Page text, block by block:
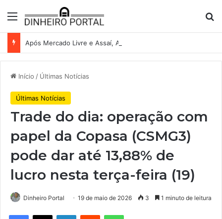
Menu
Início / Últimas Notícias
Últimas Notícias
Trade do dia: operação com
papel da Copasa (CSMG3)
pode dar até 13,88% de
lucro nesta terça-feira (19)
Dinheiro Portal 19 de maio de 2026 3 1 minuto de leitura
Facebook
X LinkedinReddit WhatsApp